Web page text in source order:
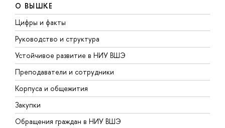
О ВЫШКЕ
Цифры и факты
Руководство и структура
Устойчивое развитие в НИУ ВШЭ
Преподаватели и сотрудники
Корпуса и общежития
Закупки
Обращения граждан в НИУ ВШЭ